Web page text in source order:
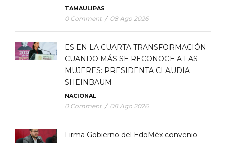
TAMAULIPAS
0 Comment / 08 Ago 2026
ES EN LA CUARTA TRANSFORMACIÓN
CUANDO MÁS SE RECONOCE A LAS
MUJERES: PRESIDENTA CLAUDIA
SHEINBAUM
NACIONAL
0 Comment / 08 Ago 2026
Firma Gobierno del EdoMéx convenio